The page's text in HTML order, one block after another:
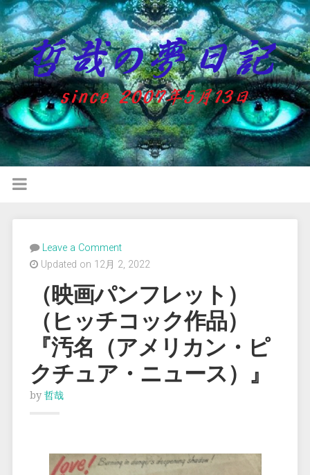
Leave a Comment
Updated on 12月 2, 2022
（映画パンフレット）
（ヒッチコック作品）
『汚名（アメリカン・ピ
クチュア・ニュース）』
by 哲哉